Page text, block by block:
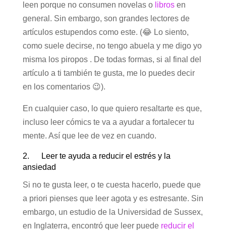
leen porque no consumen novelas o librosen
general. Sin embargo, son grandes lectores de
artículos estupendos como este. (😂 Lo siento,
como suele decirse, no tengo abuela y me digo yo
misma los piropos . De todas formas, si al final del
artículo a ti también te gusta, me lo puedes decir
en los comentarios 😉).
En cualquier caso, lo que quiero resaltarte es que,
incluso leer cómics te va a ayudar a fortalecer tu
mente. Así que lee de vez en cuando.
2. Leer te ayuda a reducir el estrés y la
ansiedad
Si no te gusta leer, o te cuesta hacerlo, puede que
a priori pienses que leer agota y es estresante. Sin
embargo, un estudio de la Universidad de Sussex,
en Inglaterra, encontró que leer puede reducir el